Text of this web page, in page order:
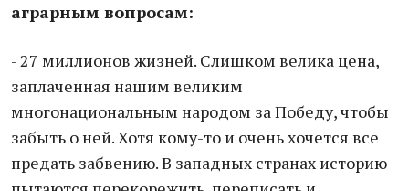
аграрным вопросам:
- 27 миллионов жизней. Слишком велика цена,
заплаченная нашим великим
многонациональным народом за Победу, чтобы
забыть о ней. Хотя кому-то и очень хочется все
предать забвению. В западных странах историю